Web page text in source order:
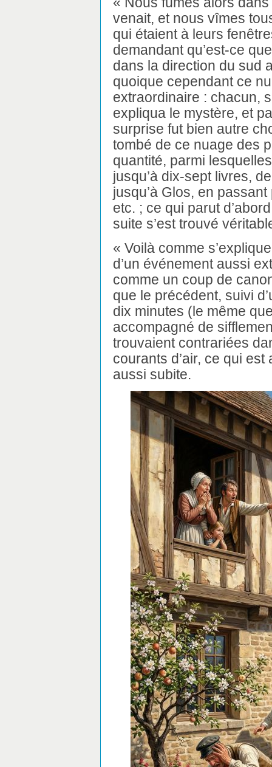
venait, et nous vîmes
qui étaient à leurs
demandant qu’est-ce
dans la direction du sud
quoique cependant ce
extraordinaire : chacun,
expliqua le mystère, et
surprise fut bien autre
tombé de ce nuage des
quantité, parmi
jusqu’à dix-sept livres,
jusqu’à Glos, en
etc. ; ce qui parut
suite s’est trouvé
« Voilà comme
d’un événement aussi
comme un coup de
que le précédent, suivi
dix minutes (le même
accompagné de
trouvaient contrariées
courants d’air, ce qui
aussi subite.